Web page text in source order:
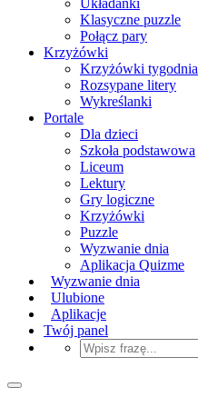
Klasyczne puzzle
Połącz pary
Krzyżówki
Krzyżówki tygodnia
Rozsypane litery
Wykreślanki
Portale
Dla dzieci
Szkoła podstawowa
Liceum
Lektury
Gry logiczne
Krzyżówki
Puzzle
Wyzwanie dnia
Aplikacja Quizme
Wyzwanie dnia
Ulubione
Aplikacje
Twój panel